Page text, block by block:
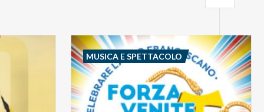
MUSICA E SPETTACOLO